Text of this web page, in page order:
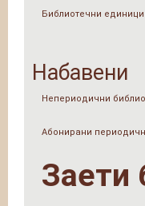
Библиотечни единици
Набавени
Непериодични
Абонирани
Заети